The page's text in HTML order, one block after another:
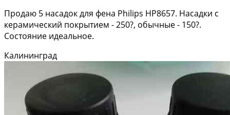
Продаю 5 насадок для фена Philips HP8657. Насадки с
керамический покрытием - 250?, обычные - 150?.
Состояние идеальное.
Калининград